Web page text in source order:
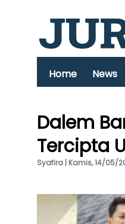
Home News
Dalem
Tercipta
Syafira | Kamis, 14/05/